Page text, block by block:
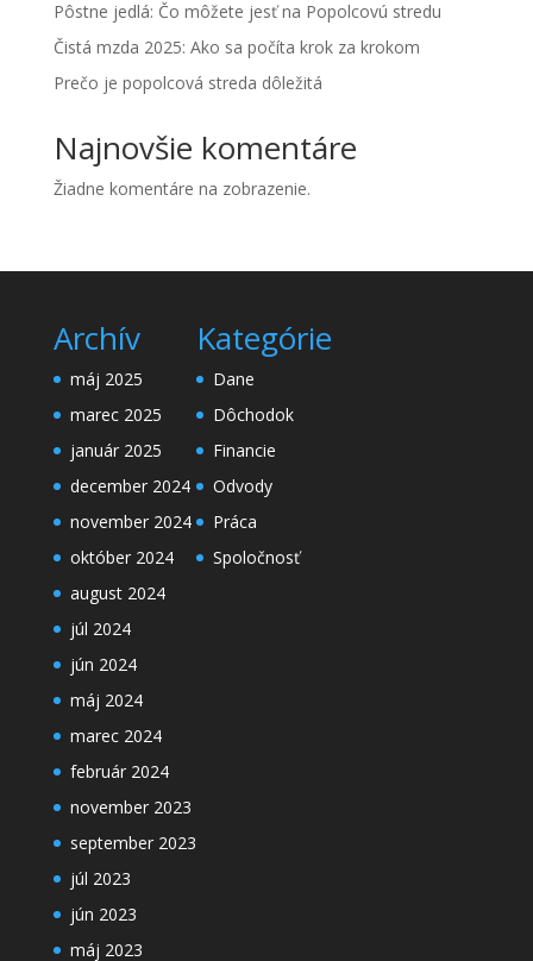
Pôstne jedlá: Čo môžete jesť na Popolcovú stredu
Čistá mzda 2025: Ako sa počíta krok za krokom
Prečo je popolcová streda dôležitá
Najnovšie komentáre
Žiadne komentáre na zobrazenie.
Archív
máj 2025
marec 2025
január 2025
december 2024
november 2024
október 2024
august 2024
júl 2024
jún 2024
máj 2024
marec 2024
február 2024
november 2023
september 2023
júl 2023
jún 2023
máj 2023
Kategórie
Dane
Dôchodok
Financie
Odvody
Práca
Spoločnosť